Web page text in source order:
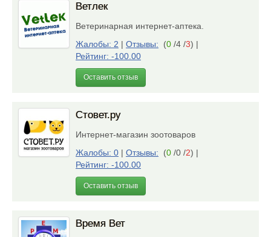
Ветлек
Ветеринарная интернет-аптека.
Жалобы: 2 | Отзывы: (0 /4 /3) |
Рейтинг: -100.00
Оставить отзыв
Стовет.ру
Интернет-магазин зоотоваров
Жалобы: 0 | Отзывы: (0 /0 /2) |
Рейтинг: -100.00
Оставить отзыв
Время Вет